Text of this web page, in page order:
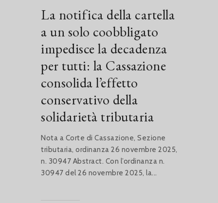
La notifica della cartella
a un solo coobbligato
impedisce la decadenza
per tutti: la Cassazione
consolida l’effetto
conservativo della
solidarietà tributaria
Nota a Corte di Cassazione, Sezione
tributaria, ordinanza 26 novembre 2025,
n. 30947 Abstract. Con l’ordinanza n.
30947 del 26 novembre 2025, la...